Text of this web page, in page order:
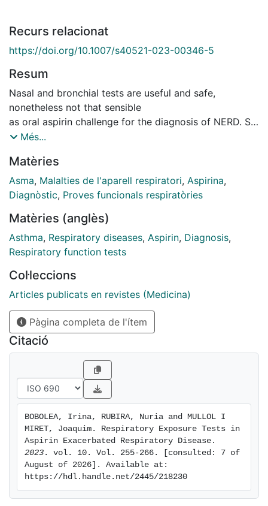
Recurs relacionat
https://doi.org/10.1007/s40521-023-00346-5
Resum
Nasal and bronchial tests are useful and safe,
nonetheless not that sensible
as oral aspirin challenge for the diagnosis of NERD. So,
in cases of high suspicion and negative respiratory
ruling out the diagnosis. These techniques should be
performed by trained personnel in specialized allergy
clinics. Further consensus on nasal test protocol and
Més...
Matèries
Asma, Malalties de l'aparell respiratori, Aspirina,
Diagnòstic, Proves funcionals respiratòries
Matèries (anglès)
Asthma, Respiratory diseases, Aspirin, Diagnosis,
Respiratory function tests
Col·leccions
Articles publicats en revistes (Medicina)
Pàgina completa de l'ítem
Citació
BOBOLEA, Irina, RUBIRA, Nuria and MULLOL I
MIRET, Joaquim. Respiratory Exposure Tests in
2023 . vol. 10. Vol. 255-266. [consulted: 7 of
August of 2026]. Available at:
https://hdl.handle.net/2445/218230